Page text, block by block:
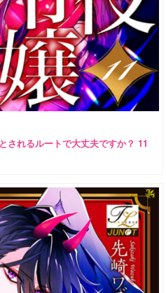
されるルートで大丈夫ですか？ 11